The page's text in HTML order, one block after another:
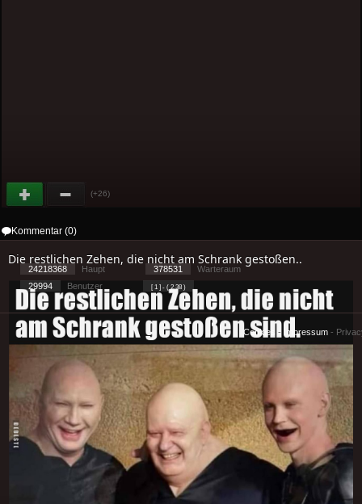
(+26)
Kommentar (0)
Die restlichen Zehen, die nicht am Schrank gestoßen..
24218368 Haupt 378531
Warteraum
29994
Benutzer [ 1 ] - ( 2.38 )
Cookies - Impressum -